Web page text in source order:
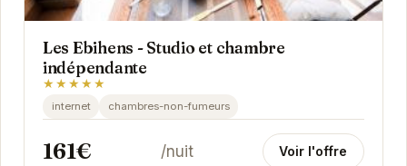
Les Ebihens - Studio et chambre
indépendante
★★★★★
internet chambres-non-fumeurs
161€ /nuit Voir l'offre